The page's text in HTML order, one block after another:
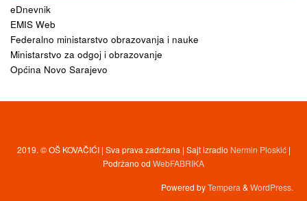
eDnevnik
EMIS Web
Federalno ministarstvo obrazovanja i nauke
Ministarstvo za odgoj i obrazovanje
Općina Novo Sarajevo
2019. © OŠ KOVAČIĆI | Sva prava zadržana | Sajt izradio Nermin Ploskić|
Podržano od WebFABRIKA
Powered byTempera & WordPress.